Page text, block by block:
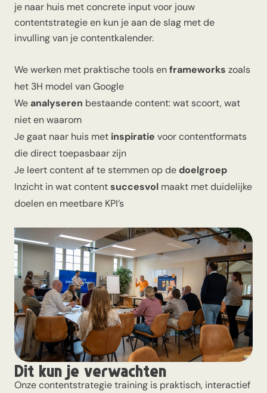
je naar huis met concrete input voor jouw
contentstrategie en kun je aan de slag met de
invulling van je contentkalender.
We werken met praktische tools enframeworks zoals
het 3H model van Google
We analyseren bestaande content: wat scoort, wat
niet en waarom
Je gaat naar huis met inspiratie voor contentformats
die direct toepasbaar zijn
Je leert content af te stemmen op dedoelgroep
Inzicht in wat contentsuccesvol maakt met duidelijke
doelen en meetbare KPI’s
Dit kun je verwachten
Onze contentstrategie training is praktisch, interactief